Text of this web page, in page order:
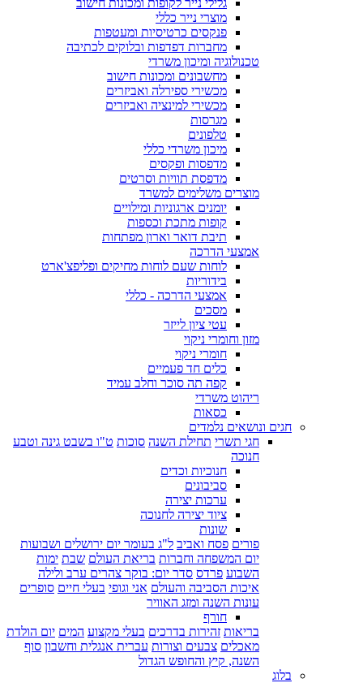
גלילי נייר לקופות ומכונות חישוב
מוצרי נייר כללי
פנקסים כרטיסיות ומעטפות
מחברות דפדפות ובלוקים לכתיבה
טכנולוגיה ומיכון משרדי
מחשבונים ומכונות חישוב
מכשירי ספירלה ואביזרים
מכשירי למינציה ואביזרים
מגרסות
טלפונים
מיכון משרדי כללי
מדפסות ופקסים
מדפסת תוויות וסרטים
מוצרים משלימים למשרד
יומנים ארגוניות ומילויים
קופות מתכת וכספות
תיבת דואר וארון מפתחות
אמצעי הדרכה
לוחות שעם לוחות מחיקים ופליפצ'ארט
בידוריות
אמצעי הדרכה - כללי
מסכים
עטי ציון לייזר
מזון וחומרי ניקוי
חומרי ניקוי
כלים חד פעמיים
קפה תה סוכר וחלב עמיד
ריהוט משרדי
כסאות
חגים ונושאים נלמדים
חגי תשרי תחילת השנה סוכות ט"ו בשבט גינה וטבע
חנוכה
חנוכיות וכדים
סביבונים
ערכות יצירה
ציוד יצירה לחנוכה
שונות
פורים פסח ואביב ל"ג בעומר יום ירושלים ושבועות
יום המשפחה וחברות בריאת העולם שבת ימות
השבוע פרדס סדר יום: בוקר צהרים ערב ולילה
איכות הסביבה והעולם אני וגופי בעלי חיים סופרים
עונות השנה ומזג האוויר
חורף
בריאות זהירות בדרכים בעלי מקצוע המים יום הולדת
מאכלים צבעים וצורות עברית אנגלית וחשבון סוף
השנה, קיץ והחופש הגדול
בלוג